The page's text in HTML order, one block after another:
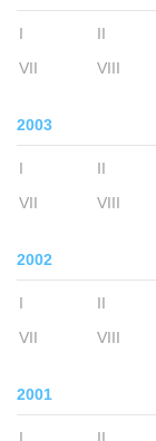
I II
VII
VIII
2003
I II
VII
VIII
2002
I II
VII
VIII
2001
I II